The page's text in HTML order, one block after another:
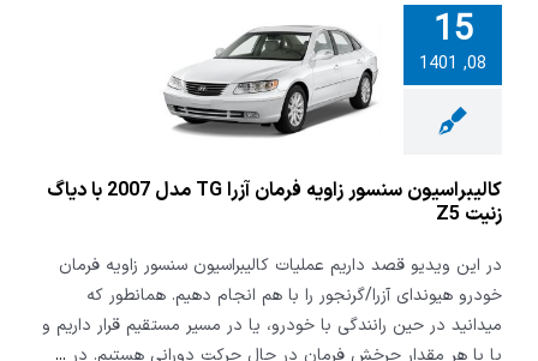
15
08, 1401سنسور
زاویه فرمان آزرا TG
مدل 2007 با دیاگ
کالیبراسیون سنسور زاویه فرمان آزرا TG مدل 2007 با دیاگ
زنیت Z5
در این ویدیو قصد داریم عملیات کالیبراسیون سنسور زاویه فرمان
خودرو هیوندای آزرا/گرنجور را با هم انجام دهیم. همانطور که
میدانید در حین رانندگی با خودرو، یا در مسیر مستقیم قرار داریم و
یا با هر مقدار چرخش فرمان در حال حرکت دورانی هستیم. در ...